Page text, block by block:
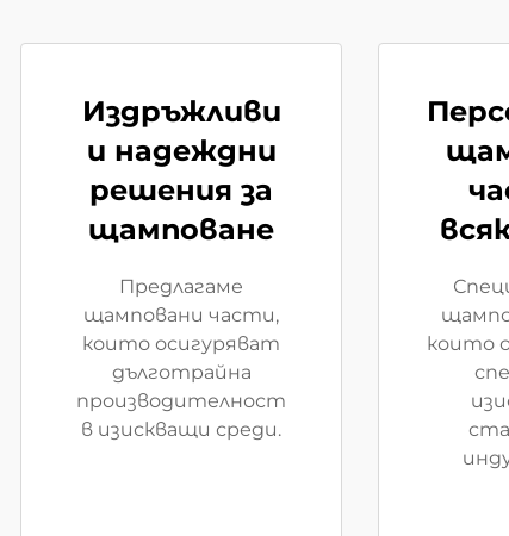
Издръжливи
и надеждни
решения за
щамповане
Предлагаме
щамповани части,
които осигуряват
дълготрайна
производителност
в изискващи среди.
които